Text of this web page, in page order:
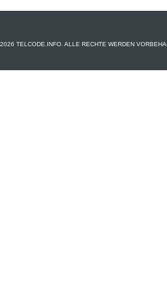
TELCODE.INFO. ALLE RECHTE WERDEN